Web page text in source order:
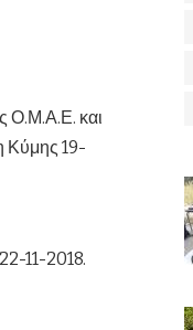
Ο.Μ.Α.Ε. και
Κύμης 19-
11-2018.